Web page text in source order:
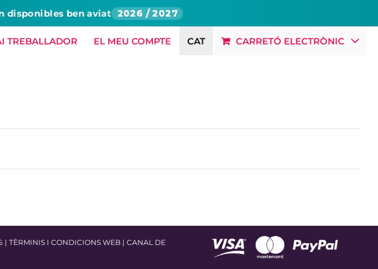
disponibles ben aviat 2026 / 2027
TREBALLADOR EL MEU COMPTE CAT CARRETÓ ELECTRÒNIC
| TÈRMINIS I CONDICIONS WEB |CANAL DE